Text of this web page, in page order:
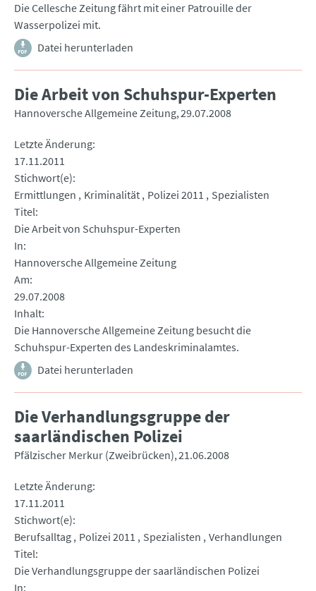
Die Cellesche Zeitung fährt mit einer Patrouille der
Wasserpolizei mit.
Datei herunterladen
Die Arbeit von Schuhspur-Experten
Hannoversche Allgemeine Zeitung 29.07.2008
Letzte Änderung
17.11.2011
Stichwort(e)
Ermittlungen
Kriminalität Polizei 2011
Spezialisten
Titel
Die Arbeit von Schuhspur-Experten
In
Hannoversche Allgemeine Zeitung
Am
29.07.2008
Inhalt
Die Hannoversche Allgemeine Zeitung besucht die
Schuhspur-Experten des Landeskriminalamtes.
Datei herunterladen
Die Verhandlungsgruppe der
saarländischen Polizei
Pfälzischer Merkur (Zweibrücken) 21.06.2008
Letzte Änderung
17.11.2011
Stichwort(e)
Berufsalltag Polizei 2011 Spezialisten Verhandlungen
Titel
Die Verhandlungsgruppe der saarländischen Polizei
In